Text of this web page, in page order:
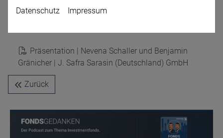
Präsentation | Nevena Schaller und Benjamin
Gränicher | J. Safra Sarasin (Deutschland) GmbH
Zurück
Datenschutz Impressum
Zweck
Ablauf
1 Jahr